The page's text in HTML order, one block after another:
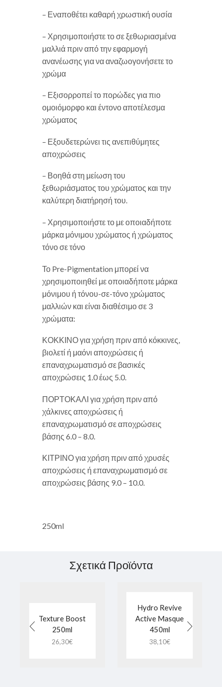
– Εναποθέτει καθαρή χρωστική ουσία
– Χρησιμοποιήστε το σε ξεθωριασμένα
μαλλιά πριν από την εφαρμογή
ανανέωσης για να αναζωογονήσετε το
χρώμα
– Εξισορροπεί το πορώδες για πιο
ομοιόμορφο και έντονο αποτέλεσμα
χρώματος
– Εξουδετερώνει τις ανεπιθύμητες
αποχρώσεις
– Βοηθά στη μείωση του
ξεθωριάσματος του χρώματος και την
καλύτερη διατήρησή του.
– Χρησιμοποιήστε το με οποιαδήποτε
μάρκα μόνιμου χρώματος ή χρώματος
τόνο σε τόνο
Το Pre-Pigmentation μπορεί να
χρησιμοποιηθεί με οποιαδήποτε μάρκα
μόνιμου ή τόνου-σε-τόνο χρώματος
μαλλιών και είναι διαθέσιμοσε 3
χρώματα:
ΚΟΚΚΙΝΟ για χρήση πριν από κόκκινες,
βιολετί ή μαόνι αποχρώσεις ή
επαναχρωματισμό σε βασικές
αποχρώσεις 1.0 έως 5.0.
ΠΟΡΤΟΚΑΛΙ για χρήση πριν από
χάλκινες αποχρώσεις ή
επαναχρωματισμό σε αποχρώσεις
βάσης 6.0 – 8.0.
ΚΙΤΡΙΝΟ για χρήση πριν από χρυσές
αποχρώσεις ή επαναχρωματισμό σε
αποχρώσεις βάσης 9.0 – 10.0.
250ml
Σχετικά Προϊόντα
Texture Boost
250ml
26,30€
Hydro Revive
Active Masque
450ml
38,10€